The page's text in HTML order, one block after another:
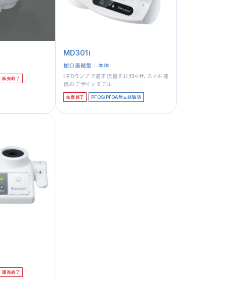
販売終了
MD301i
蛇口直結型
本体
LEDランプで適正流量をお知らせ、スマホ連
携のデザインモデル
生産終了 PFOS/PFOA除去試験済
販売終了